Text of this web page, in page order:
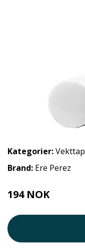
Kategorier:Vekttap
Brand: Ere Perez
194 NOK